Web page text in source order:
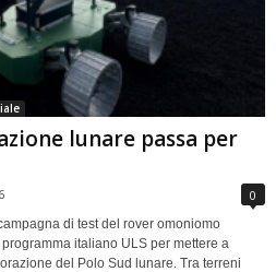
lunare passa per
0
di test del rover omoniomo
italiano ULS per mettere a
del Polo Sud lunare. Tra terreni